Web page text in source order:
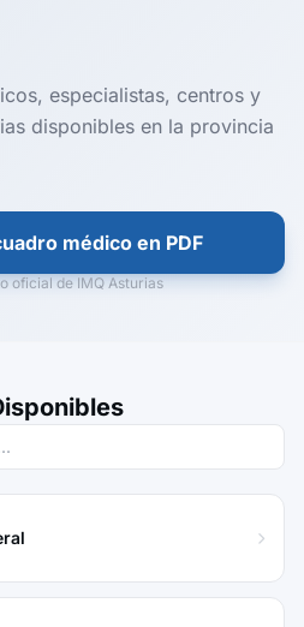
especialistas, centros y
disponibles en la provincia
médico en PDF
oficial de IMQ Asturias